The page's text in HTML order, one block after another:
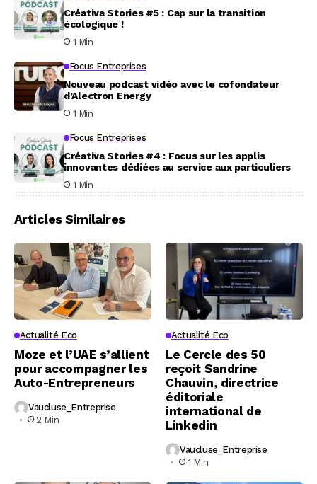
Créativa Stories #5 : Cap sur la transition
écologique !
1 Min
Focus Entreprises
Nouveau podcast vidéo avec le cofondateur
d’Alectron Energy
1 Min
Focus Entreprises
Créativa Stories #4 : Focus sur les applis
innovantes dédiées au service aux particuliers
1 Min
Articles Similaires
Actualité Eco
Moze et l’UAE s’allient
pour accompagner les
Auto-Entrepreneurs
Vaucluse_Entreprise
2 Min
Actualité Eco
Le Cercle des 50
reçoit Sandrine
Chauvin, directrice
éditoriale
international de
Linkedin
Vaucluse_Entreprise
1 Min